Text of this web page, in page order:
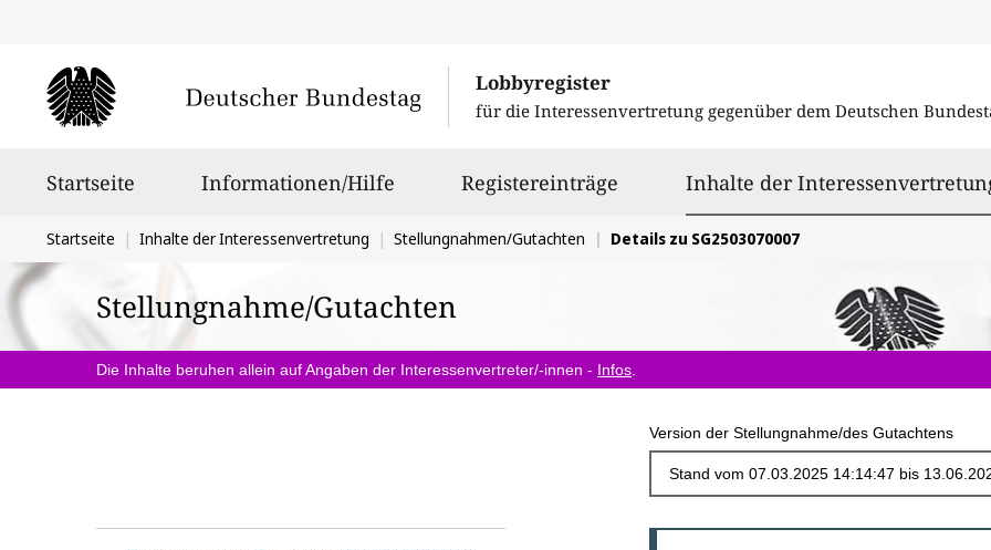
Lobbyregister
für die Interessenvertretung gegenüber dem Deutschen
Startseite Informationen/Hilfe Registereinträge Inhalte der
Sie
befinden
sich
hier:
Startseite Inhalte der Interessenvertretung Stellungnahmen/Gutachten Details zu SG2503070007
Stellungnahme/Gutachten
Die Inhalte beruhen allein auf Angaben der Interessenvertreter/-innen - Infos
Version der Stellungnahme/des Gutachtens